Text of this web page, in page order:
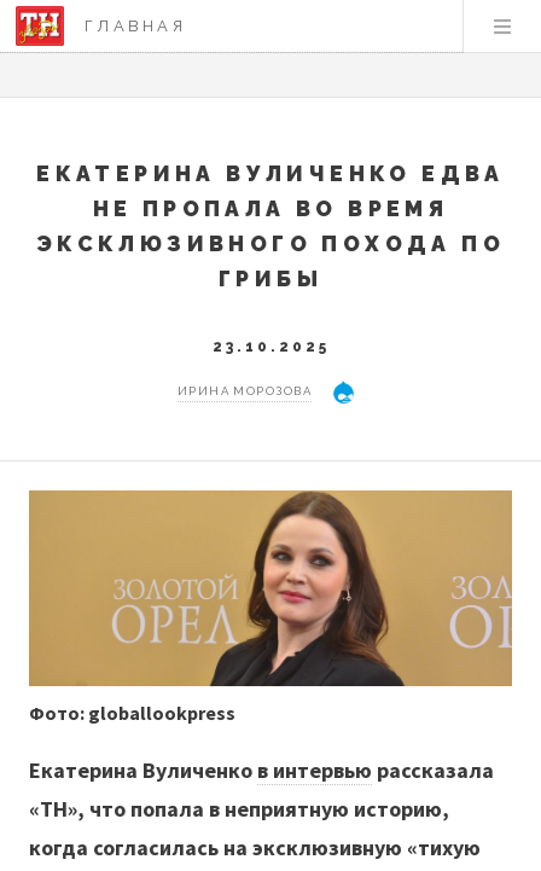
ГЛАВНАЯ
ЕКАТЕРИНА ВУЛИЧЕНКО ЕДВА
НЕ ПРОПАЛА ВО ВРЕМЯ
ЭКСКЛЮЗИВНОГО ПОХОДА ПО
ГРИБЫ
23.10.2025
ИРИНА МОРОЗОВА
Фото: globallookpress
Екатерина Вуличенко в интервью рассказала
«ТН», что попала в неприятную историю,
когда согласилась на эксклюзивную «тихую